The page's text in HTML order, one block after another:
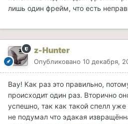
лишь один фрейм, что есть
z-Hunter
Опубликовано 10 декабря,
Вау! Как раз это правильно,
происходит один раз. Вторично
успешно, так как такой спелл
не подумал что эдакая